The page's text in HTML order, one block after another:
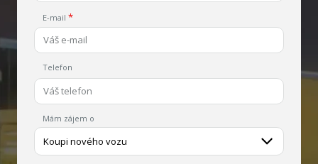
E-mail
Telefon
Mám zájem o
Koupi nového vozu